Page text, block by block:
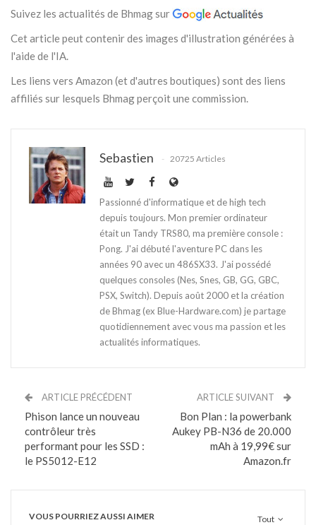
Suivez les actualités de Bhmag sur
Cet article peut contenir des images d'illustration générées à
l'aide de l'IA.
Les liens vers Amazon (et d'autres boutiques) sont des liens
affiliés sur lesquels Bhmag perçoit une commission.
Sebastien 20725 Articles
Passionné d'informatique et de high tech
depuis toujours. Mon premier ordinateur
était un Tandy TRS80, ma première console :
Pong. J'ai débuté l'aventure PC dans les
années 90 avec un 486SX33. J'ai possédé
quelques consoles (Nes, Snes, GB, GG, GBC,
PSX, Switch). Depuis août 2000 et la création
de Bhmag (ex Blue-Hardware.com) je partage
quotidiennement avec vous ma passion et les
actualités informatiques.
ARTICLE PRÉCÉDENT
Phison lance un nouveau
contrôleur très
performant pour les SSD :
le PS5012-E12
ARTICLE SUIVANT
Bon Plan : la powerbank
Aukey PB-N36 de 20.000
mAh à 19,99€ sur
Amazon.fr
Tout
VOUS POURRIEZ AUSSI AIMER